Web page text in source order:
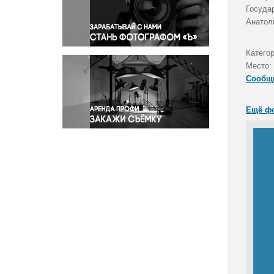
Правосудие
Происшествия и конфликты
Религия
Светская жизнь
Спорт
Экология
Экономика и бизнес
Место:
Ещё